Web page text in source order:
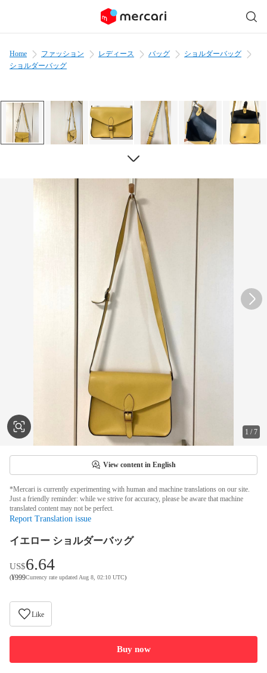
Home ファッション レディース バッグ
ショルダーバッグ
ショルダーバッグ
1 /7
View content in English
*Mercari is currently experimenting with human and machine translations on our site.
Just a friendly reminder: while we strive for accuracy, please be aware that machine
translated content may not be perfect.
Report Translation issue
イエロー ショルダーバッグ
US$6.64
(¥999Currency rate updated Aug 8, 02:10 UTC)
Like
Buy now